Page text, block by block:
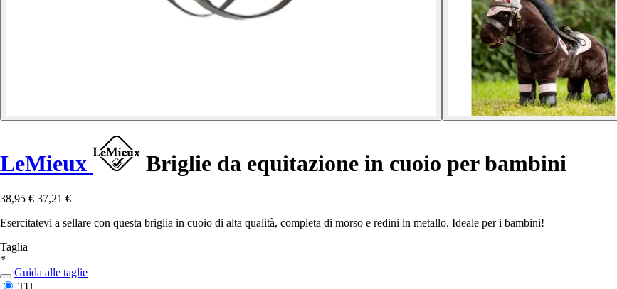
LeMieux Briglie da equitazione in cuoio per bambini
38,95 € 37,21 €
Esercitatevi a sellare con questa briglia in cuoio di alta qualità, completa di morso e redini in metallo. Ideale per i bambini!
Taglia
*
Guida alle taglie
TU